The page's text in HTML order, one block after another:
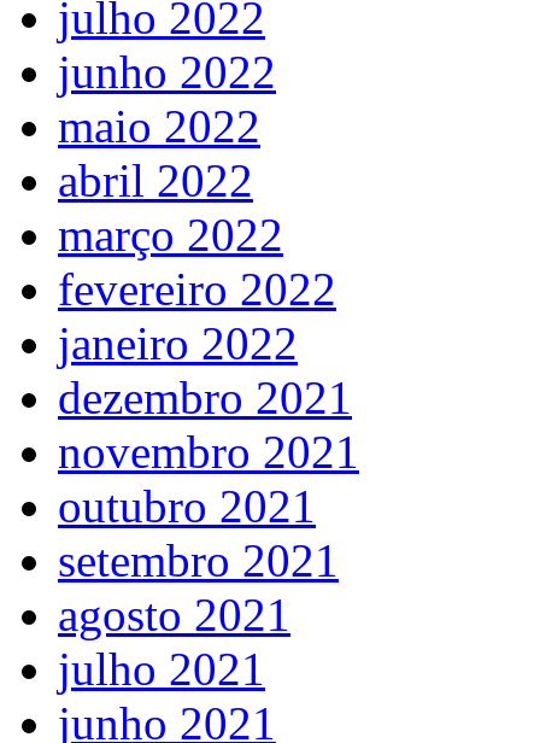
julho 2022
junho 2022
maio 2022
abril 2022
março 2022
fevereiro 2022
janeiro 2022
dezembro 2021
novembro 2021
outubro 2021
setembro 2021
agosto 2021
julho 2021
junho 2021